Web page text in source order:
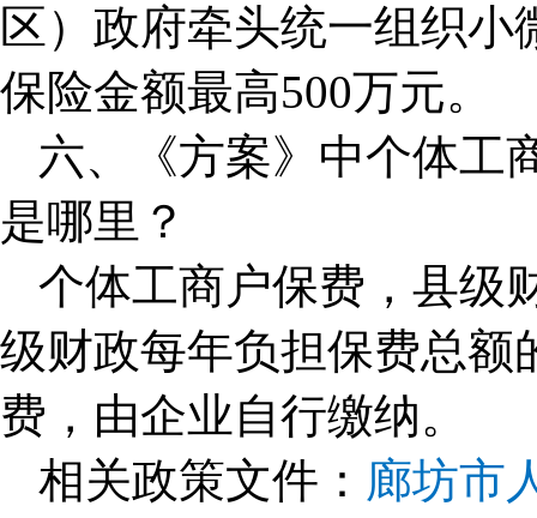
区）政府牵头统一组织
保险金额最高500万元。
六、《方案》中个体工
是哪里？
个体工商户保费，县级
级财政每年负担保费总额
费，由企业自行缴纳。
相关政策文件： 廊坊市